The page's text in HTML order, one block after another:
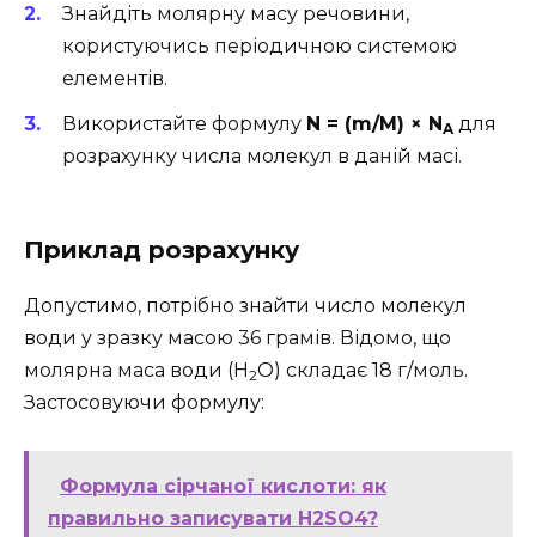
Знайдіть молярну масу речовини,
користуючись періодичною системою
елементів.
Використайте формулу N = (m/M) × N A для
розрахунку числа молекул в даній масі.
Приклад розрахунку
Допустимо, потрібно знайти число молекул
води у зразку масою 36 грамів. Відомо, що
молярна маса води (H2O) складає 18 г/моль.
Застосовуючи формулу:
Формула сірчаної кислоти: як
правильно записувати H2SO4?